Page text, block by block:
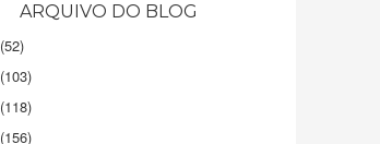
ARQUIVO DO BLOG
(52)
(103)
(118)
(156)